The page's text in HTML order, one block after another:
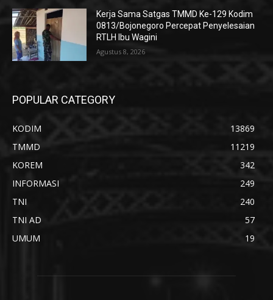
Kerja Sama Satgas TMMD Ke-129 Kodim
0813/Bojonegoro Percepat Penyelesaian
RTLH Ibu Wagini
Agustus 8, 2026
POPULAR CATEGORY
KODIM
13869
TMMD
11219
KOREM
342
INFORMASI
249
TNI
240
TNI AD
57
UMUM
19